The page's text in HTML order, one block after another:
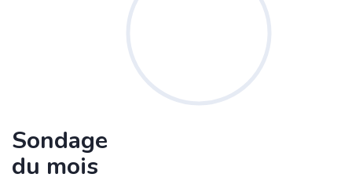
Sondage
du mois